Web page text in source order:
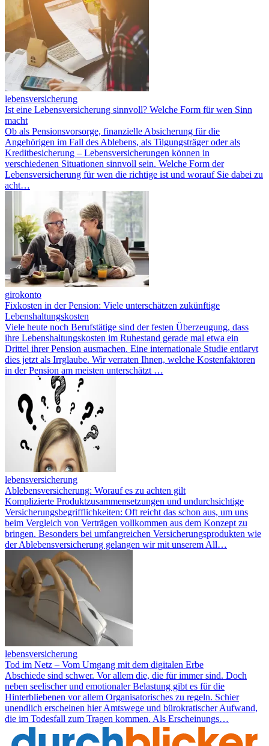
lebensversicherung
Ist eine Lebensversicherung sinnvoll? Welche Form für wen Sinn
macht
Ob als Pensionsvorsorge, finanzielle Absicherung für die
Angehörigen im Fall des Ablebens, als Tilgungsträger oder als
Kreditbesicherung – Lebensversicherungen können in
verschiedenen Situationen sinnvoll sein. Welche Form der
Lebensversicherung für wen die richtige ist und worauf Sie dabei zu
acht…
girokonto
Fixkosten in der Pension: Viele unterschätzen zukünftige
Lebenshaltungskosten
Viele heute noch Berufstätige sind der festen Überzeugung, dass
ihre Lebenshaltungskosten im Ruhestand gerade mal etwa ein
Drittel ihrer Pension ausmachen. Eine internationale Studie entlarvt
dies jetzt als Irrglaube. Wir verraten Ihnen, welche Kostenfaktoren
in der Pension am meisten unterschätzt …
lebensversicherung
Ablebensversicherung: Worauf es zu achten gilt
Komplizierte Produktzusammensetzungen und undurchsichtige
Versicherungsbegrifflichkeiten: Oft reicht das schon aus, um uns
beim Vergleich von Verträgen vollkommen aus dem Konzept zu
bringen. Besonders bei umfangreichen Versicherungsprodukten wie
der Ablebensversicherung gelangen wir mit unserem All…
lebensversicherung
Tod im Netz – Vom Umgang mit dem digitalen Erbe
Abschiede sind schwer. Vor allem die, die für immer sind. Doch
neben seelischer und emotionaler Belastung gibt es für die
Hinterbliebenen vor allem Organisatorisches zu regeln. Schier
unendlich erscheinen hier Amtswege und bürokratischer Aufwand,
die im Todesfall zum Tragen kommen. Als Erscheinungs…